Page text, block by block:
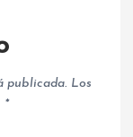
publicada. Los
*